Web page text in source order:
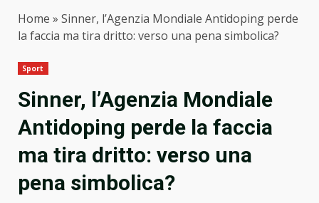
Home » Sinner, l’Agenzia Mondiale Antidoping perde
la faccia ma tira dritto: verso una pena simbolica?
Sport
Sinner, l’Agenzia Mondiale
Antidoping perde la faccia
ma tira dritto: verso una
pena simbolica?